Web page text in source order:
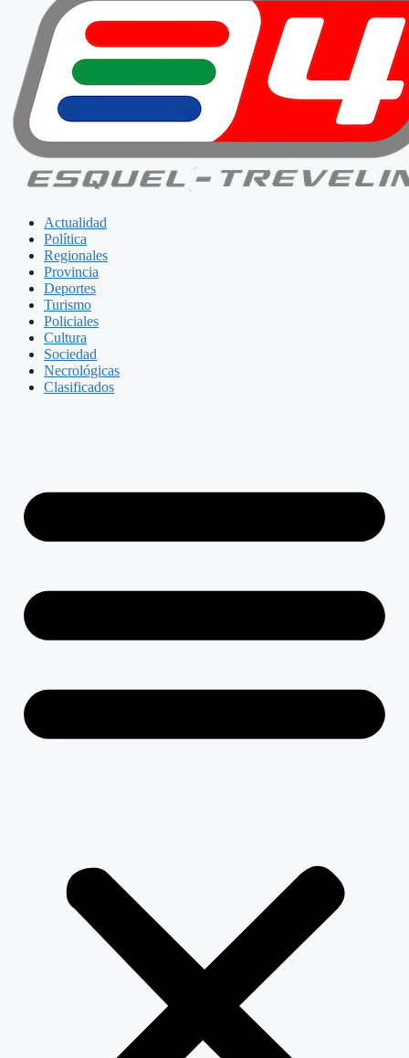
Actualidad
Política
Regionales
Provincia
Deportes
Turismo
Policiales
Cultura
Sociedad
Necrológicas
Clasificados